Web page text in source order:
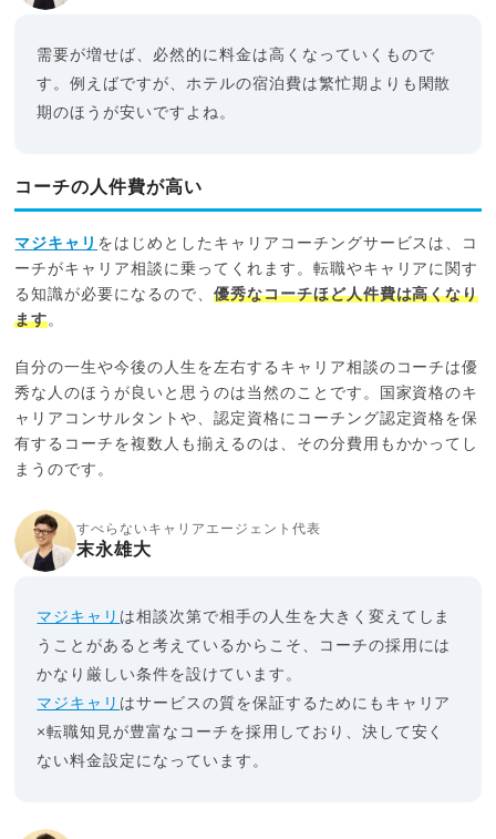
需要が増せば、必然的に料金は高くなっていくもので
す。例えばですが、ホテルの宿泊費は繁忙期よりも閑散
期のほうが安いですよね。
コーチの人件費が高い
マジキャリ をはじめとしたキャリアコーチングサービスは、コ
ーチがキャリア相談に乗ってくれます。転職やキャリアに関す
る知識が必要になるので、 優秀なコーチほど人件費は高くなり
ます。
自分の一生や今後の人生を左右するキャリア相談のコーチは優
秀な人のほうが良いと思うのは当然のことです。国家資格のキ
ャリアコンサルタントや、認定資格にコーチング認定資格を保
有するコーチを複数人も揃えるのは、その分費用もかかってし
まうのです。
すべらないキャリアエージェント代表
末永雄大
マジキャリ は相談次第で相手の人生を大きく変えてしま
うことがあると考えているからこそ、コーチの採用には
かなり厳しい条件を設けています。
マジキャリ はサービスの質を保証するためにもキャリア
×転職知見が豊富なコーチを採用しており、決して安く
ない料金設定になっています。